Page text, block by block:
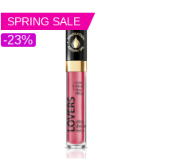
-23%
SPRING SALE